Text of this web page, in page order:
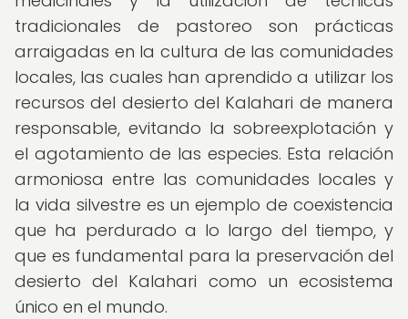
tradicionales de pastoreo son prácticas
arraigadas en la cultura de las comunidades
locales, las cuales han aprendido a utilizar los
recursos del desierto del Kalahari de manera
responsable, evitando la sobreexplotación y
el agotamiento de las especies. Esta relación
armoniosa entre las comunidades locales y
la vida silvestre es un ejemplo de coexistencia
que ha perdurado a lo largo del tiempo, y
que es fundamental para la preservación del
desierto del Kalahari como un ecosistema
único en el mundo.